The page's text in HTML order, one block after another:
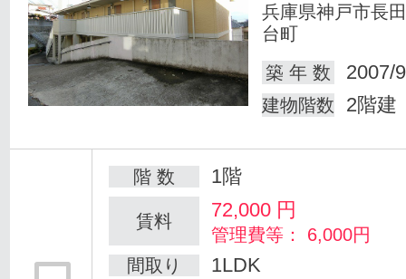
兵庫県神戸市長
台町
築 年 数
2007/
建物階数 2階建
階 数 1階
賃料 72,000 円
管理費等： 6,000円
間取り
1LDK